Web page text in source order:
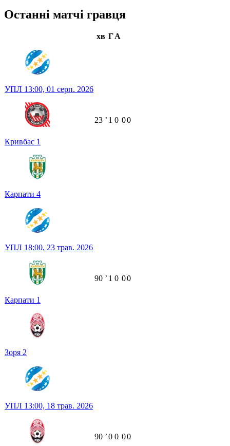
Останні матчі гравця
хв ГА
УПЛ 13:00, 01 серп. 2026
Кривбас 1
Карпати 4
23 ʼ 1 0 00
УПЛ 18:00, 23 трав. 2026
Карпати 1
Зоря 2
90 ʼ 1 0 00
УПЛ 13:00, 18 трав. 2026
90 ʼ0 0 00